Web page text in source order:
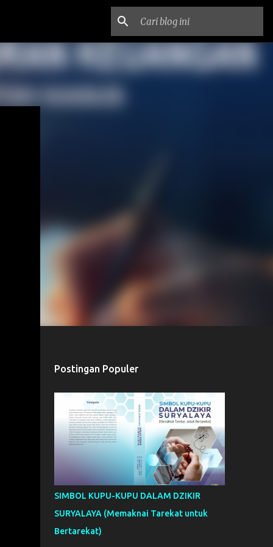
Postingan Populer
SIMBOL KUPU-KUPU DALAM DZIKIR
SURYALAYA (Memaknai Tarekat untuk
Bertarekat)